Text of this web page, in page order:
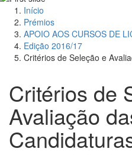
Início
Prémios
APOIO AOS CURSOS DE
Edição 2016/17
Critérios de Seleção e
Critérios de
Avaliação